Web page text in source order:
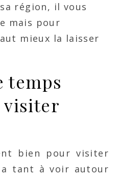
région, il vous
mais pour
mieux la laisser
temps
bien pour visiter
tant à voir autour